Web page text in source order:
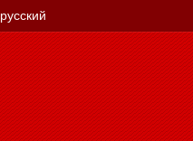
русский